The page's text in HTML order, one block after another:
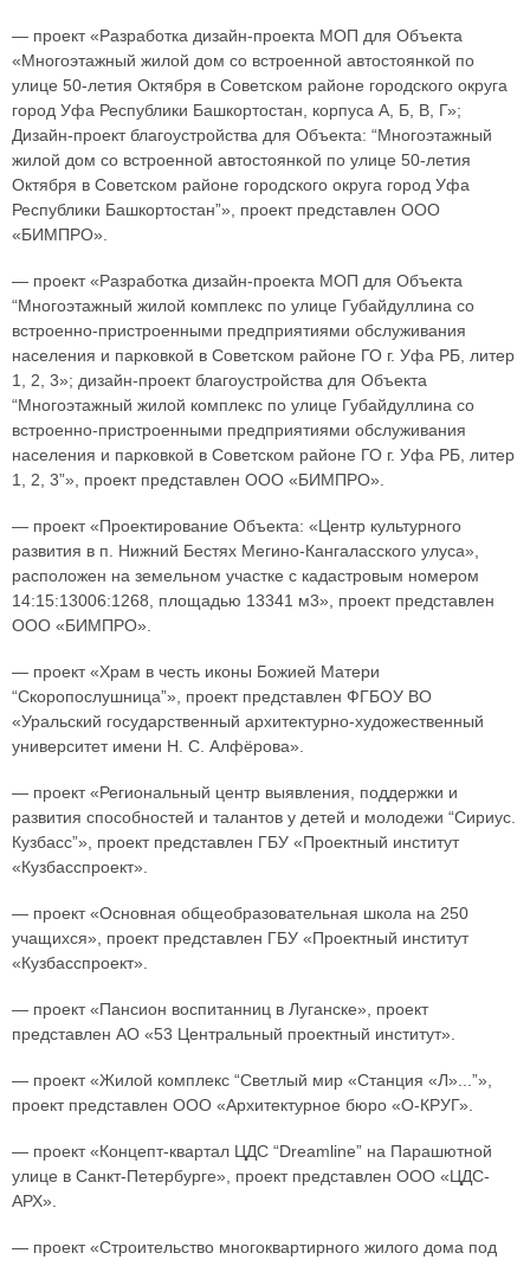
— проект «Разработка дизайн-проекта МОП для Объекта
«Многоэтажный жилой дом со встроенной автостоянкой по
улице 50-летия Октября в Советском районе городского округа
город Уфа Республики Башкортостан, корпуса А, Б, В, Г»;
Дизайн-проект благоустройства для Объекта: “Многоэтажный
жилой дом со встроенной автостоянкой по улице 50-летия
Октября в Советском районе городского округа город Уфа
Республики Башкортостан”», проект представлен ООО
«БИМПРО».
— проект «Разработка дизайн-проекта МОП для Объекта
“Многоэтажный жилой комплекс по улице Губайдуллина со
встроенно-пристроенными предприятиями обслуживания
населения и парковкой в Советском районе ГО г. Уфа РБ, литер
1, 2, 3»; дизайн-проект благоустройства для Объекта
“Многоэтажный жилой комплекс по улице Губайдуллина со
встроенно-пристроенными предприятиями обслуживания
населения и парковкой в Советском районе ГО г. Уфа РБ, литер
1, 2, 3”», проект представлен ООО «БИМПРО».
— проект «Проектирование Объекта: «Центр культурного
развития в п. Нижний Бестях Мегино-Кангаласского улуса»,
расположен на земельном участке с кадастровым номером
14:15:13006:1268, площадью 13341 м3», проект представлен
ООО «БИМПРО».
— проект «Храм в честь иконы Божией Матери
“Скоропослушница”», проект представлен ФГБОУ ВО
«Уральский государственный архитектурно-художественный
университет имени Н. С. Алфёрова».
— проект «Региональный центр выявления, поддержки и
развития способностей и талантов у детей и молодежи “Сириус.
Кузбасс”», проект представлен ГБУ «Проектный институт
«Кузбасспроект».
— проект «Основная общеобразовательная школа на 250
учащихся», проект представлен ГБУ «Проектный институт
«Кузбасспроект».
— проект «Пансион воспитанниц в Луганске», проект
представлен АО «53 Центральный проектный институт».
— проект «Жилой комплекс “Светлый мир «Станция «Л»...”»,
проект представлен ООО «Архитектурное бюро «О-КРУГ».
— проект «Концепт-квартал ЦДС “Dreamline” на Парашютной
улице в Санкт-Петербурге», проект представлен ООО «ЦДС-
АРХ».
— проект «Строительство многоквартирного жилого дома под